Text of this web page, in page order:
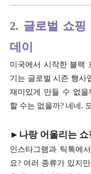
2. 글로벌 쇼핑
데이
미국에서 시작한 블랙
기는 글로벌 시즌 행사
재미있게 만들 수 없을
할 수는 없을까? 네네.
►나랑 어울리는 쇼
인스타그램과 틱톡에
요? 여러 종류가 있지